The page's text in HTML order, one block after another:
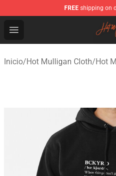
FREE shipping on
Open menu
Hot Mulligan Shop -
Inicio/Hot Mulligan Cloth/Hot